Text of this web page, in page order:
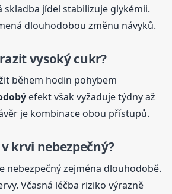
skladba jídel stabilizuje glykémii.
dlouhodobou změnu návyků.
vysokýcukr?
během hodin pohybem
efekt však vyžaduje týdny až
je kombinace obou přístupů.
v krvi nebezpečný?
nebezpečný zejména dlouhodobě.
Včasná léčba riziko výrazně